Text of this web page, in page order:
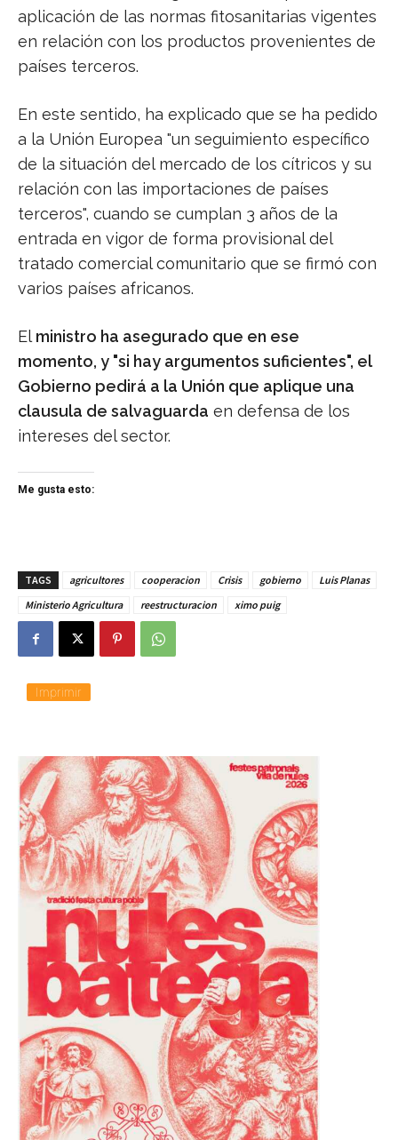
aplicación de las normas fitosanitarias vigentes
en relación con los productos provenientes de
países terceros.
En este sentido, ha explicado que se ha pedido
a la Unión Europea "un seguimiento específico
de la situación del mercado de los cítricos y su
relación con las importaciones de países
terceros", cuando se cumplan 3 años de la
entrada en vigor de forma provisional del
tratado comercial comunitario que se firmó con
varios países africanos.
El ministro ha asegurado que en ese
momento, y "si hay argumentos suficientes", el
Gobierno pedirá a la Unión que aplique una
clausula de salvaguarda en defensa de los
intereses del sector.
Me gusta esto:
TAGS agricultores cooperacion Crisis gobierno
Luis Planas
Ministerio Agricultura
reestructuracion ximo puig
Imprimir